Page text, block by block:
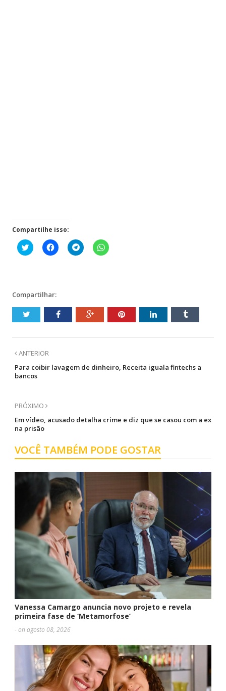
Compartilhe isso:
Clique
para
janela)
Clique
para
janela)
Clique
para
Clique
para
Compartilhar:
ANTERIOR
Para coibir lavagem de dinheiro, Receita iguala fintechs a
bancos
PRÓXIMO
Em vídeo, acusado detalha crime e diz que se casou com a ex
na prisão
VOCÊ TAMBÉM PODE GOSTAR
Vanessa Camargo anuncia novo projeto e revela
primeira fase de ‘Metamorfose’
- on agosto 08, 2026